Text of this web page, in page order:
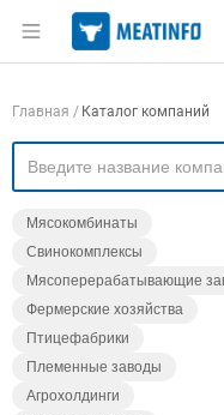
Раздел
Навигация по
Главная Каталог компаний
Мясокомбинаты
Свинокомплексы
Мясоперерабатывающие
Фермерские хозяйства
Птицефабрики
Племенные заводы
Агрохолдинги